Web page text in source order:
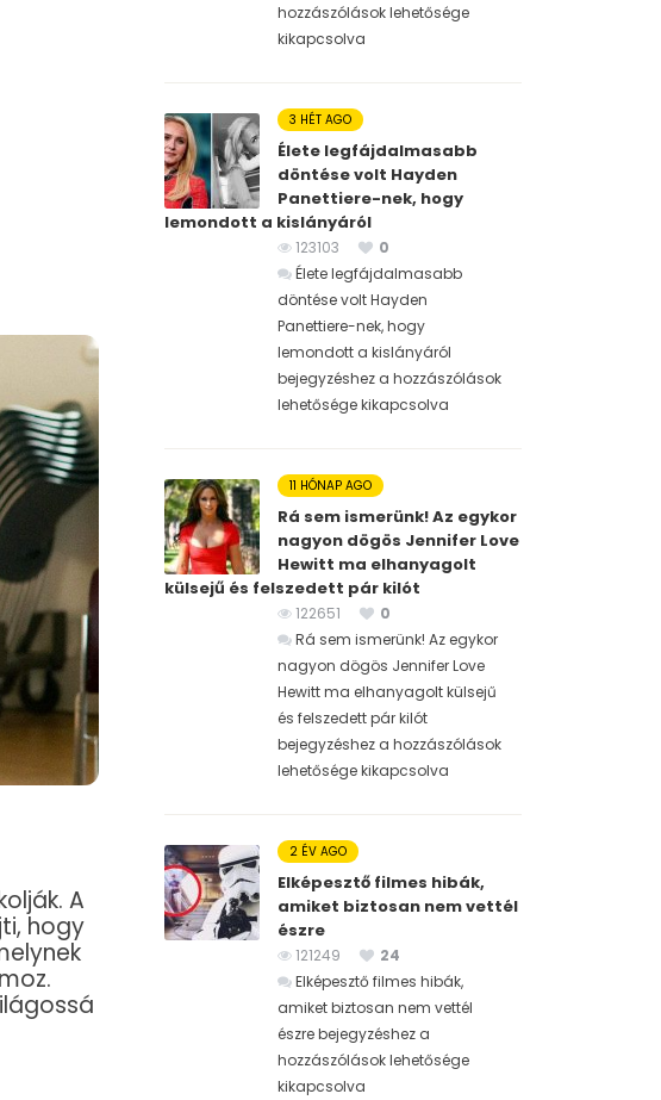
A
hogy
hozzászólások lehetősége
kikapcsolva
3 HÉT AGO
Élete legfájdalmasabb
döntése volt Hayden
Panettiere-nek, hogy
lemondott a kislányáról
123103
0
Élete legfájdalmasabb
döntése volt Hayden
Panettiere-nek, hogy
lemondott a kislányáról
bejegyzéshez a hozzászólások
lehetősége kikapcsolva
11 HÓNAP AGO
Rá sem ismerünk! Az egykor
nagyon dögös Jennifer Love
Hewitt ma elhanyagolt
külsejű és felszedett pár kilót
122651
0
Rá sem ismerünk! Az egykor
nagyon dögös Jennifer Love
Hewitt ma elhanyagolt külsejű
és felszedett pár kilót
bejegyzéshez a hozzászólások
lehetősége kikapcsolva
2 ÉV AGO
Elképesztő filmes hibák,
amiket biztosan nem vettél
észre
121249
24
Elképesztő filmes hibák,
amiket biztosan nem vettél
észre bejegyzéshez a
hozzászólások lehetősége
kikapcsolva